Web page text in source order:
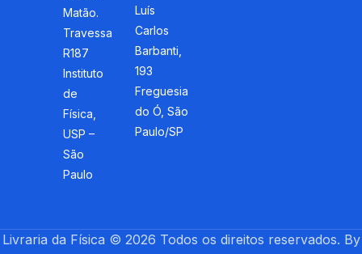
Matão.
Travessa
R187
Instituto
de
Física,
USP –
São
Paulo
Luís
Carlos
Barbanti,
193
Freguesia
do Ó, São
Paulo/SP
Livraria da Física © 2026 Todos os direitos reservados. By